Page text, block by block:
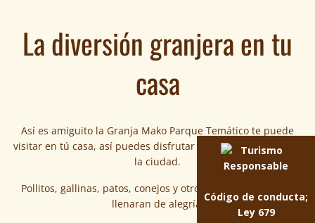
La diversión granjera en tu
casa
Así es amiguito la Granja Mako Parque Temático te puede
visitar en tú casa, así puedes disfrutar del campo sin salir de
la ciudad.
Pollitos, gallinas, patos, conejos y otros amigos peludos te
llenaran de alegría.
Código de conducta;
Ley 679